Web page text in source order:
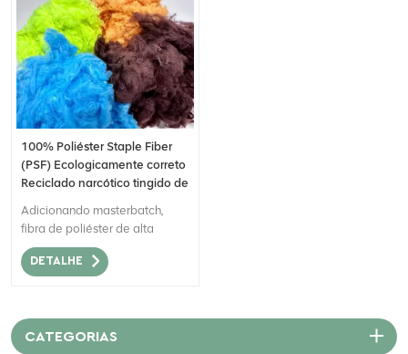
100% Poliéster Staple Fiber
(PSF) Ecologicamente correto
Reciclado narcótico tingido de
Adicionando masterbatch,
fibra de poliéster de alta
solidez da cor.
DETALHE
CATEGORIAS